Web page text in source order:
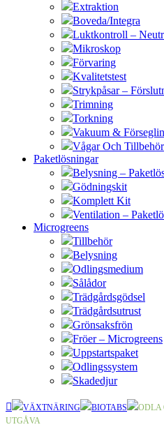
Extraktion
Boveda/Integra
Luktkontroll –
Mikroskop
Förvaring
Kvalitetstest
Strykpåsar –
Trimning
Torkning
Vakuum &
Vågar Och Tillbehör
Paketlösningar
Belysning –
Gödningskit
Komplett Kit
Ventilation –
Microgreens
Tillbehör
Belysning
Odlingsmedium
Sålådor
Trädgårdsgödsel
Trädgårdsutrust
Grönsaksfrön
Fröer – Microgreens
Uppstartspaket
Odlingssystem
Skadedjur
VÄXTNÄRING BIOTABS
ODLA
UTGÅVA